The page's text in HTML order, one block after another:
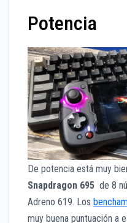
Potencia
De potencia está muy
Snapdragon 695 de 8
Adreno 619. Los
muy buena puntuación a